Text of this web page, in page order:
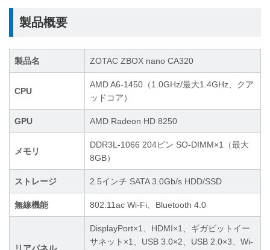
製品概要
製品名 ZOTAC ZBOX nano CA320
CPU
AMD A6-1450（1.0GHz/最大1.4GHz、クア
ッドコア）
GPU AMD Radeon HD 8250
メモリ
DDR3L-1066 204ピン SO-DIMM×1（最大
8GB）
ストレージ 2.5インチ SATA 3.0Gb/s HDD/SSD
無線機能 802.11ac Wi-Fi、Bluetooth 4.0
DisplayPort×1、HDMI×1、ギガビットイー
サネット×1、USB 3.0×2、USB 2.0×3、Wi-